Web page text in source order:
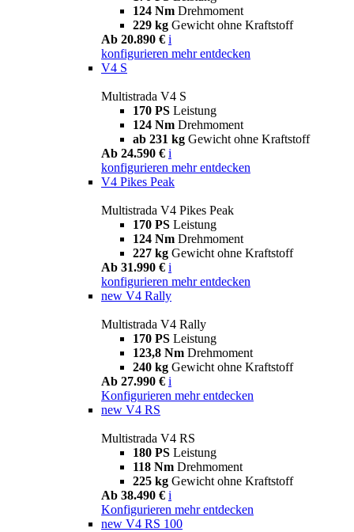
124 Nm Drehmoment
229 kg Gewicht ohne Kraftstoff
Ab 20.890 € i
konfigurieren mehr entdecken
V4 S
Multistrada V4 S
170 PS Leistung
124 Nm Drehmoment
ab 231 kg Gewicht ohne Kraftstoff
Ab 24.590 € i
konfigurieren mehr entdecken
V4 Pikes Peak
Multistrada V4 Pikes Peak
170 PS Leistung
124 Nm Drehmoment
227 kg Gewicht ohne Kraftstoff
Ab 31.990 € i
konfigurieren mehr entdecken
new V4 Rally
Multistrada V4 Rally
170 PS Leistung
123,8 Nm Drehmoment
240 kg Gewicht ohne Kraftstoff
Ab 27.990 € i
Konfigurieren mehr entdecken
new V4 RS
Multistrada V4 RS
180 PS Leistung
118 Nm Drehmoment
225 kg Gewicht ohne Kraftstoff
Ab 38.490 € i
Konfigurieren mehr entdecken
new V4 RS 100